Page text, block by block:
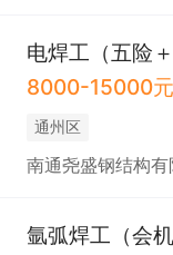
电焊工（五险＋
8000-15000
通州区
南通尧盛钢结构有
氩弧焊工（会